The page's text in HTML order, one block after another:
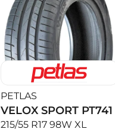
PETLAS
VELOX SPORT PT741
215/55 R17 98W XL